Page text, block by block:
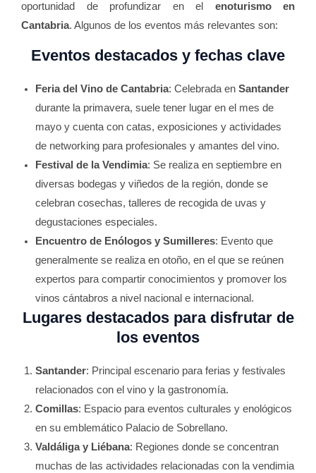
oportunidad de profundizar en el enoturismo en
Cantabria. Algunos de los eventos más relevantes son:
Eventos destacados y fechas clave
Feria del Vino de Cantabria: Celebrada en Santander
durante la primavera, suele tener lugar en el mes de
mayo y cuenta con catas, exposiciones y actividades
de networking para profesionales y amantes del vino.
Festival de la Vendimia: Se realiza en septiembre en
diversas bodegas y viñedos de la región, donde se
celebran cosechas, talleres de recogida de uvas y
degustaciones especiales.
Encuentro de Enólogos y Sumilleres: Evento que
generalmente se realiza en otoño, en el que se reúnen
expertos para compartir conocimientos y promover los
vinos cántabros a nivel nacional e internacional.
Lugares destacados para disfrutar de
los eventos
Santander: Principal escenario para ferias y festivales
relacionados con el vino y la gastronomía.
Comillas: Espacio para eventos culturales y enológicos
en su emblemático Palacio de Sobrellano.
Valdáliga y Liébana: Regiones donde se concentran
muchas de las actividades relacionadas con la vendimia